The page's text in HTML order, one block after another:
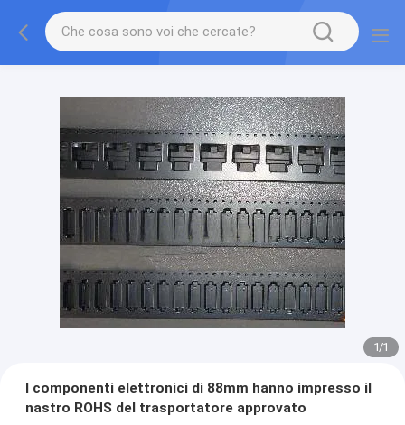
1/1
I componenti elettronici di 88mm hanno impresso il
nastro ROHS del trasportatore approvato